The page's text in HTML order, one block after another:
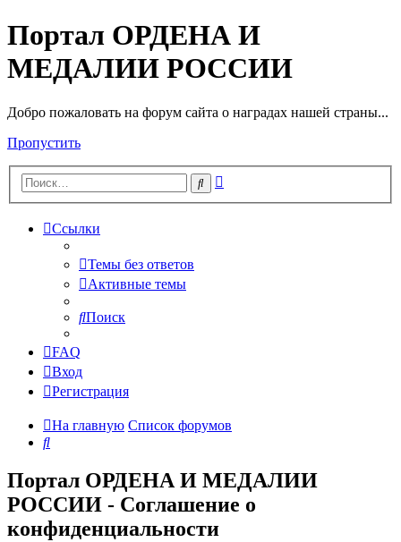
Портал ОРДЕНА И
МЕДАЛИИ РОССИИ
Добро пожаловать на форум сайта о наградах нашей страны...
Пропустить
Поиск
Ссылки
Темы без ответов
Активные темы
Поиск
FAQ
Вход
Регистрация
На главную Список форумов
Поиск
Портал ОРДЕНА И МЕДАЛИИ
РОССИИ - Соглашение о
конфиденциальности